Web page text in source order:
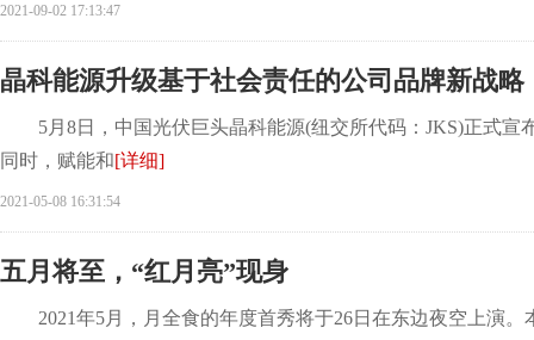
2021-09-02 17:13:47
晶科能源升级基于社会责任的公司品牌新战略
5月8日，中国光伏巨头晶科能源(纽交所代码：JKS)正式宣
同时，赋能和[详细]
2021-05-08 16:31:54
五月将至，“红月亮”现身
2021年5月，月全食的年度首秀将于26日在东边夜空上演。